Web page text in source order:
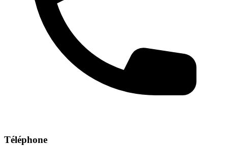
Téléphone